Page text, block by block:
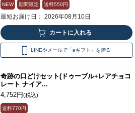
NEW 期間限定 送料550円
最短お届け日： 2026年08月10日
LINEやメールで「eギフト」を贈る
奇跡の口どけセット(ドゥーブル+レアチョコ
レート ナイア...
4,752円(税込)
送料770円